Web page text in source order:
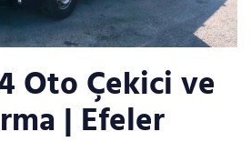
Oto Çekici ve
| Efeler